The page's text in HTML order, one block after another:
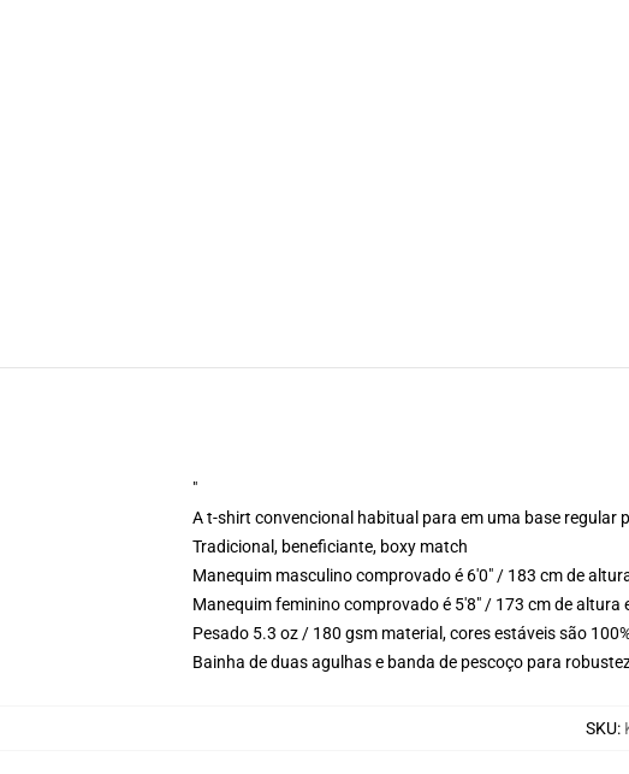
"
A t-shirt convencional habitual para em uma base regular
Tradicional, beneficiante, boxy match
Manequim masculino comprovado é 6'0" / 183 cm de
Manequim feminino comprovado é 5'8" / 173 cm de altura
Pesado 5.3 oz / 180 gsm material, cores estáveis são
Bainha de duas agulhas e banda de pescoço para
SKU: